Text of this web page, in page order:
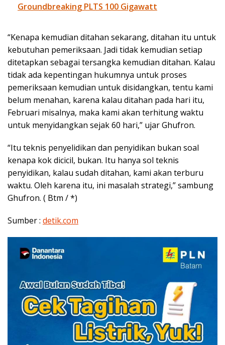
Groundbreaking PLTS 100 Gigawatt
“Kenapa kemudian ditahan sekarang, ditahan itu untuk
kebutuhan pemeriksaan. Jadi tidak kemudian setiap
ditetapkan sebagai tersangka kemudian ditahan. Kalau
tidak ada kepentingan hukumnya untuk proses
pemeriksaan kemudian untuk disidangkan, tentu kami
belum menahan, karena kalau ditahan pada hari itu,
Februari misalnya, maka kami akan terhitung waktu
untuk menyidangkan sejak 60 hari,” ujar Ghufron.
“Itu teknis penyelidikan dan penyidikan bukan soal
kenapa kok dicicil, bukan. Itu hanya sol teknis
penyidikan, kalau sudah ditahan, kami akan terburu
waktu. Oleh karena itu, ini masalah strategi,” sambung
Ghufron. ( Btm / *)
Sumber : detik.com